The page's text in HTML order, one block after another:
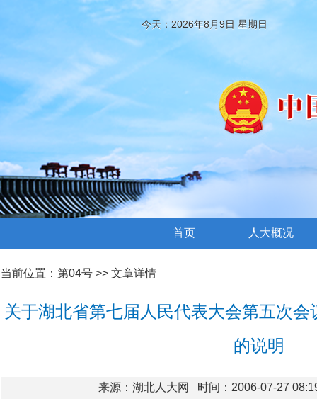
今天：2026年8月9日 星期日
首页 人大概况
当前位置： 第04号 >> 文章详情
关于湖北省第七届人民代表大会第五次
的说明
来源：湖北人大网 时间：2006-07-27